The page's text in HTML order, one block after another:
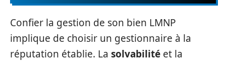
Confier la gestion de son bien LMNP
implique de choisir un gestionnaire à la
réputation établie. La solvabilité et la